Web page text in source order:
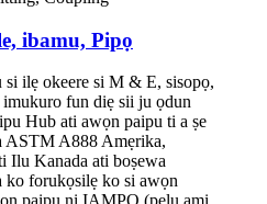
ibamu, Pipọ
ilẹ okeere si M & E, sisopọ,
fun diẹ sii ju ọdun
Hub ati awọn paipu ti a ṣe
ASTM A888 Amẹrika,
Ilu Kanada ati boṣewa
ko forukọsilẹ ko si awọn